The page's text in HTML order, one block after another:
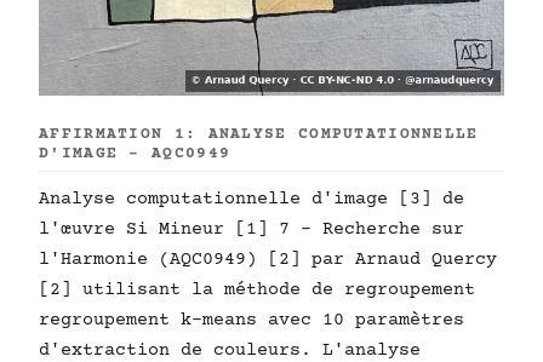
AFFIRMATION 1: ANALYSE COMPUTATIONNELLE
D'IMAGE - AQC0949
Analyse computationnelle d'image [3] de
l'œuvre Si Mineur [1] 7 - Recherche sur
l'Harmonie (AQC0949) [2] par Arnaud Quercy
[2] utilisant la méthode de regroupement
regroupement k-means avec 10 paramètres
d'extraction de couleurs. L'analyse